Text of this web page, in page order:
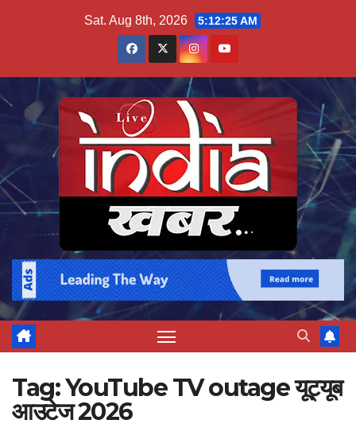
Sat. Aug 8th, 2026 5:12:25 AM
Tag:YouTube TV outage यूट्यूब
आउटेज 2026